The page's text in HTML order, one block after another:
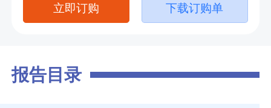
立即订购 下载订购单
报告目录